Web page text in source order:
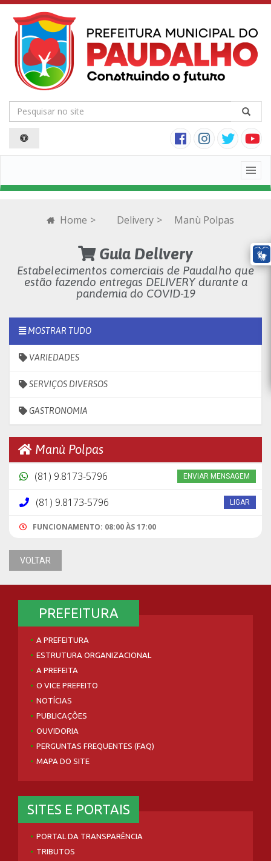
Home > Delivery > Manù Polpas
Guia Delivery
Estabelecimentos comerciais de Paudalho que
estão fazendo entregas DELIVERY durante a
pandemia do COVID-19
MOSTRAR TUDO
VARIEDADES
SERVIÇOS DIVERSOS
GASTRONOMIA
Manù Polpas
(81) 9.8173-5796 ENVIAR MENSAGEM
(81) 9.8173-5796 LIGAR
FUNCIONAMENTO: 08:00 ÀS 17:00
VOLTAR
PREFEITURA
A PREFEITURA
ESTRUTURA ORGANIZACIONAL
A PREFEITA
O VICE PREFEITO
NOTÍCIAS
PUBLICAÇÕES
OUVIDORIA
PERGUNTAS FREQUENTES (FAQ)
MAPA DO SITE
SITES E PORTAIS
PORTAL DA TRANSPARÊNCIA
TRIBUTOS